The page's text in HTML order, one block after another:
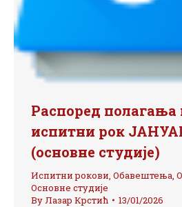
Распоред полагања
испитни рок
(основне студије)
Испитни рокови, Обавештења,
Основне студије
ByЛазар Крстић 13/01/2026